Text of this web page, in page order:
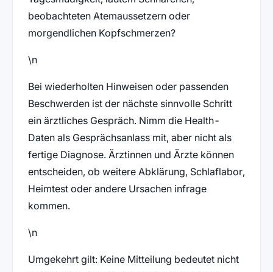
beobachteten Atemaussetzern oder
morgendlichen Kopfschmerzen?
\n
Bei wiederholten Hinweisen oder passenden
Beschwerden ist der nächste sinnvolle Schritt
ein ärztliches Gespräch. Nimm die Health-
Daten als Gesprächsanlass mit, aber nicht als
fertige Diagnose. Ärztinnen und Ärzte können
entscheiden, ob weitere Abklärung, Schlaflabor,
Heimtest oder andere Ursachen infrage
kommen.
\n
Umgekehrt gilt: Keine Mitteilung bedeutet nicht